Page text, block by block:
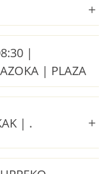
|
| PLAZA
| .